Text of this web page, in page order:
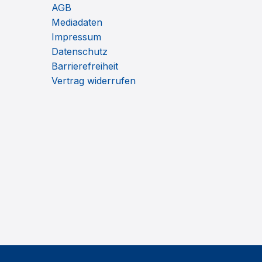
AGB
Mediadaten
Impressum
Datenschutz
Barrierefreiheit
Vertrag widerrufen